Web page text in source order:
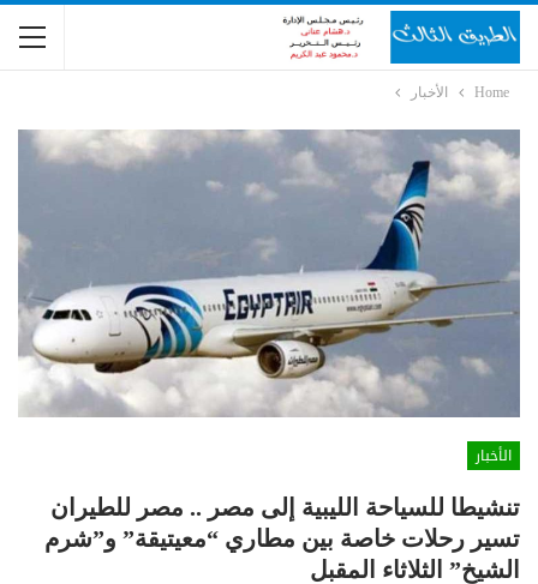
Home الأخبار
الأخبار
تنشيطا للسياحة الليبية إلى مصر .. مصر للطيران
تسير رحلات خاصة بين مطاري “معيتيقة” و”شرم
الشيخ” الثلاثاء المقبل